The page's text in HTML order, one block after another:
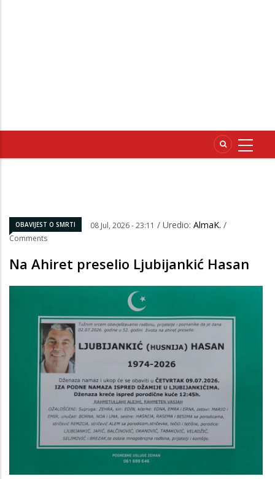
OBAVIJEST O SMRTI 08 Jul, 2026 - 23:11 / Uredio: AlmaK. /
Comments
Na Ahiret preselio Ljubijankić Hasan